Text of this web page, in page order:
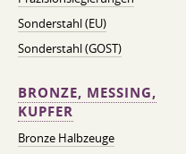
Sonderstahl (EU)
Sonderstahl (GOST)
BRONZE, MESSING,
KUPFER
Bronze Halbzeuge